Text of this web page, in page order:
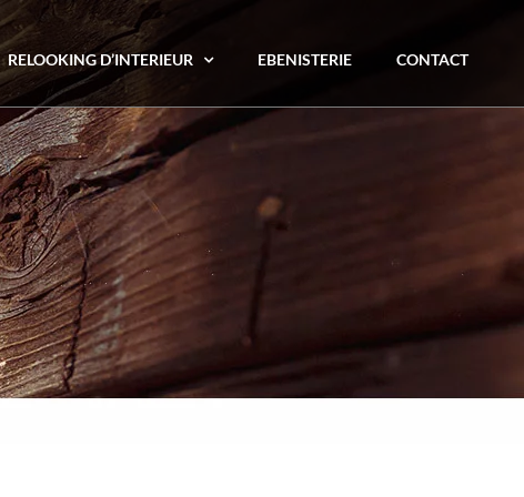
RELOOKING D’INTERIEUR EBENISTERIE CONTACT